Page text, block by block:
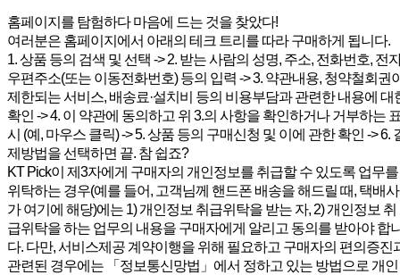
홈페이지를 탐험하다 마음에 드는 것을 찾았다!
여러분은 홈페이지에서 아래의 테크 트리를 따라 구매하게 됩니다.
1. 상품 등의 검색 및 선택 -> 2. 받는 사람의 성명, 주소, 전화번호, 전
우편주소(또는 이동전화번호) 등의 입력 -> 3. 약관내용, 청약철회권
제한되는 서비스, 배송료·설치비 등의 비용부담과 관련한 내용에 대
확인 -> 4. 이 약관에 동의하고 위 3.의 사항을 확인하거나 거부하는
시 (예, 마우스 클릭) -> 5. 상품 등의 구매신청 및 이에 관한 확인 -> 6.
제방법을 선택하면 끝. 참 쉽죠?
KT Pick이 제3자에게 구매자의 개인정보를 취급할 수 있도록 업무를
위탁하는 경우(예를 들어, 고객님께 핸드폰 배송을 해드릴 때, 택배사
가 여기에 해당)에는 1) 개인정보 취급위탁을 받는 자, 2) 개인정보 취
급위탁을 하는 업무의 내용을 구매자에게 알리고 동의를 받아야 합
다. 다만, 서비스제공 계약이행을 위해 필요하고 구매자의 편의증진
관련된 경우에는 「정보통신망법」에서 정하고 있는 방법으로 개인